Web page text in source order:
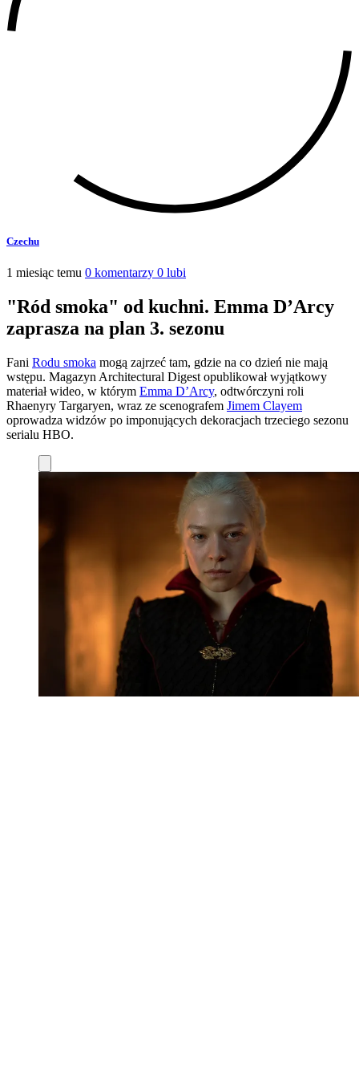
Czechu
1 miesiąc temu 0 komentarzy 0 lubi
"Ród smoka" od kuchni. Emma D’Arcy
zaprasza na plan 3. sezonu
Fani Rodu smoka mogą zajrzeć tam, gdzie na co dzień nie mają
wstępu. Magazyn Architectural Digest opublikował wyjątkowy
materiał wideo, w którym Emma D’Arcy, odtwórczyni roli
Rhaenyry Targaryen, wraz ze scenografem Jimem Clayem
oprowadza widzów po imponujących dekoracjach trzeciego sezonu
serialu HBO.